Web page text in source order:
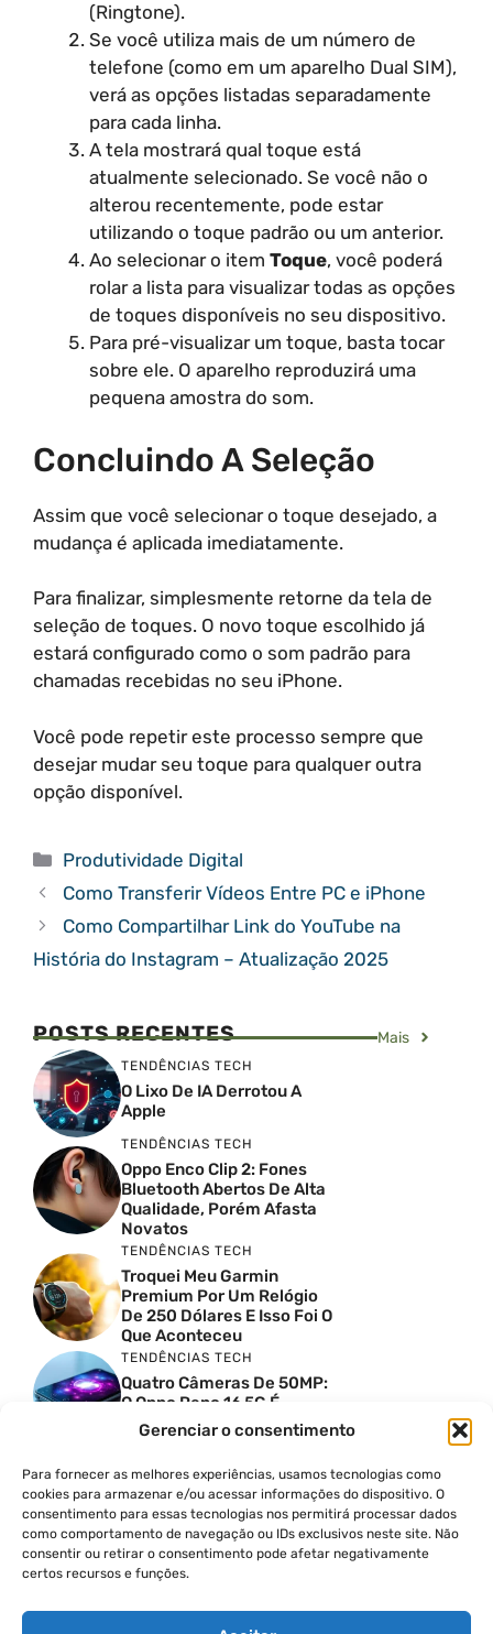
Gerenciar o consentimento
Para fornecer as melhores experiências, usamos tecnologias como
cookies para armazenar e/ou acessar informações do dispositivo. O
consentimento para essas tecnologias nos permitirá processar dados
como comportamento de navegação ou IDs exclusivos neste site. Não
consentir ou retirar o consentimento pode afetar negativamente
certos recursos e funções.
(Ringtone).
Se você utiliza mais de um número de
telefone (como em um aparelho Dual SIM),
verá as opções listadas separadamente
para cada linha.
A tela mostrará qual toque está
atualmente selecionado. Se você não o
alterou recentemente, pode estar
utilizando o toque padrão ou um anterior.
Ao selecionar o item Toque, você poderá
rolar a lista para visualizar todas as opções
de toques disponíveis no seu dispositivo.
Para pré-visualizar um toque, basta tocar
sobre ele. O aparelho reproduzirá uma
pequena amostra do som.
Concluindo A Seleção
Assim que você selecionar o toque desejado, a
mudança é aplicada imediatamente.
Para finalizar, simplesmente retorne da tela de
seleção de toques. O novo toque escolhido já
estará configurado como o som padrão para
chamadas recebidas no seu iPhone.
Você pode repetir este processo sempre que
desejar mudar seu toque para qualquer outra
opção disponível.
Categorias
Produtividade Digital
Como Transferir Vídeos Entre PC e iPhone
Como Compartilhar Link do YouTube na
História do Instagram – Atualização 2025
POSTS RECENTES Mais
TENDÊNCIAS TECH
O Lixo De IA Derrotou A
Apple
TENDÊNCIAS TECH
Oppo Enco Clip 2: Fones
Bluetooth Abertos De Alta
Qualidade, Porém Afasta
Novatos
TENDÊNCIAS TECH
Troquei Meu Garmin
Premium Por Um Relógio
De 250 Dólares E Isso Foi O
Que Aconteceu
TENDÊNCIAS TECH
Quatro Câmeras De 50MP:
O Oppo Reno 16 5G É
Absurdo
Comparativo De
Especificações Entre O
Vivo X300 Ultra E O
Samsung Galaxy S26 Ultra
PRODUTIVIDADE DIGITAL
Como Criar Carrossel No
Instagram